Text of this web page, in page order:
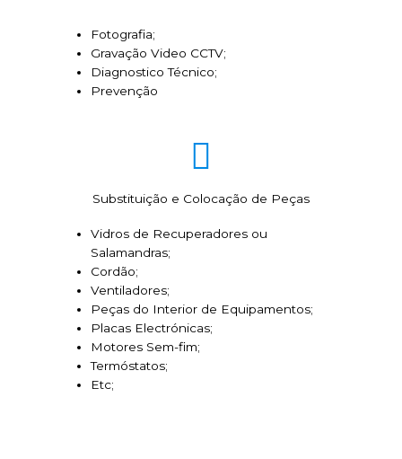
Fotografia;
Gravação Video CCTV;
Diagnostico Técnico;
Prevenção
Substituição e Colocação de Peças
Vidros de Recuperadores ou
Salamandras;
Cordão;
Ventiladores;
Peças do Interior de Equipamentos;
Placas Electrónicas;
Motores Sem-fim;
Termóstatos;
Etc;